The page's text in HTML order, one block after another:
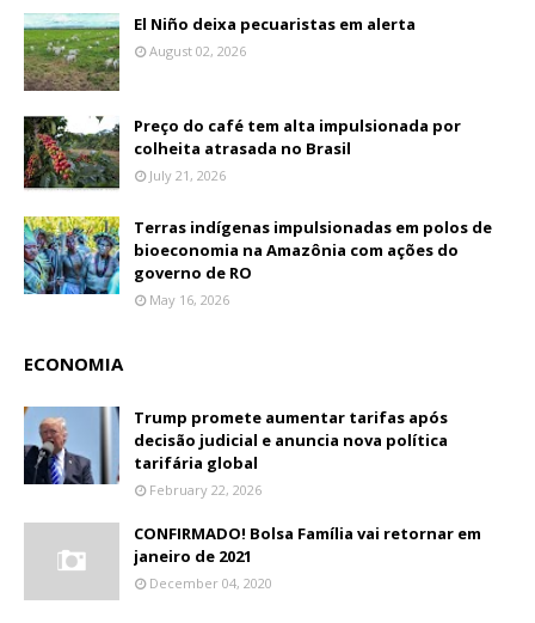
El Niño deixa pecuaristas em alerta
August 02, 2026
Preço do café tem alta impulsionada por
colheita atrasada no Brasil
July 21, 2026
Terras indígenas impulsionadas em polos de
bioeconomia na Amazônia com ações do
governo de RO
May 16, 2026
ECONOMIA
Trump promete aumentar tarifas após
decisão judicial e anuncia nova política
tarifária global
February 22, 2026
CONFIRMADO! Bolsa Família vai retornar em
janeiro de 2021
December 04, 2020